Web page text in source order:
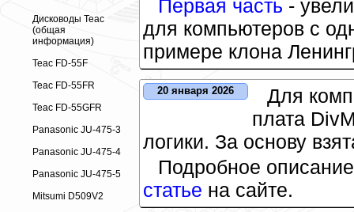
Дисководы Teac
(общая
информация)
Teac FD-55F
Teac FD-55FR
Teac FD-55GFR
Panasonic JU-475-3
Panasonic JU-475-4
Panasonic JU-475-5
Mitsumi D509V2
Первая часть -
для компьютеров с
примере клона
20 января 2026
Для
плата
логики. За основу
Подробное
статье на сайте.